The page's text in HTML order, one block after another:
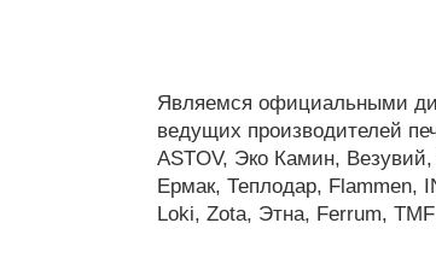
Являемся официальными
ведущих производителей
ASTOV, Эко Камин,
Ермак, Теплодар, Flammen,
Loki, Zota, Этна, Ferrum,